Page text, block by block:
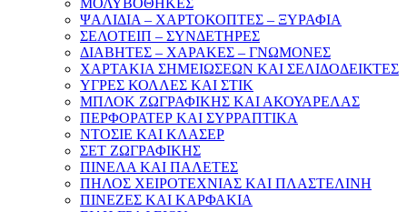
ΜΟΛΥΒΟΘΗΚΕΣ
ΨΑΛΙΔΙΑ – ΧΑΡΤΟΚΟΠΤΕΣ – ΞΥΡΑΦΙΑ
ΣΕΛΟΤΕΙΠ – ΣΥΝΔΕΤΗΡΕΣ
ΔΙΑΒΗΤΕΣ – ΧΑΡΑΚΕΣ – ΓΝΩΜΟΝΕΣ
ΧΑΡΤΑΚΙΑ ΣΗΜΕΙΩΣΕΩΝ ΚΑΙ ΣΕΛΙΔΟΔΕΙΚΤΕΣ
ΥΓΡΕΣ ΚΟΛΛΕΣ ΚΑΙ ΣΤΙΚ
ΜΠΛΟΚ ΖΩΓΡΑΦΙΚΗΣ ΚΑΙ ΑΚΟΥΑΡΕΛΑΣ
ΠΕΡΦΟΡΑΤΕΡ ΚΑΙ ΣΥΡΡΑΠΤΙΚΑ
ΝΤΟΣΙΕ ΚΑΙ ΚΛΑΣΕΡ
ΣΕΤ ΖΩΓΡΑΦΙΚΗΣ
ΠΙΝΕΛΑ ΚΑΙ ΠΑΛΕΤΕΣ
ΠΗΛΟΣ ΧΕΙΡΟΤΕΧΝΙΑΣ ΚΑΙ ΠΛΑΣΤΕΛΙΝΗ
ΠΙΝΕΖΕΣ ΚΑΙ ΚΑΡΦΑΚΙΑ